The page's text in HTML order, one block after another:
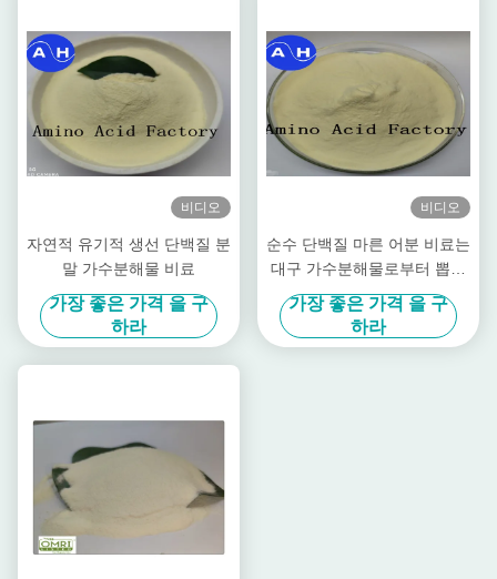
비디오
자연적 유기적 생선 단백질 분
말 가수분해물 비료
가장 좋은 가격 을 구
하라
비디오
순수 단백질 마른 어분 비료는
대구 가수분해물로부터 뽑아
냈습니다
가장 좋은 가격 을 구
하라